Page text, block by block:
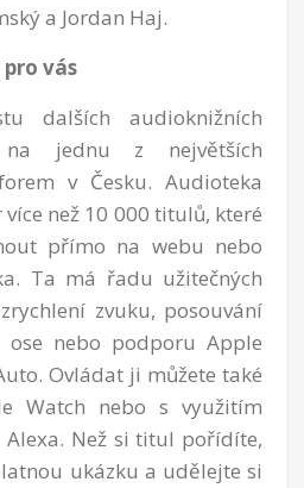
a Jordan Haj.
vás
dalších audioknižních
na jednu z největších
v Česku. Audioteka
než 10 000 titulů, které
přímo na webu nebo
Ta má řadu užitečných
zvuku, posouvání
ose nebo podporu Apple
Ovládat ji můžete také
Watch nebo s využitím
Alexa. Než si titul pořídíte,
ukázku a udělejte si